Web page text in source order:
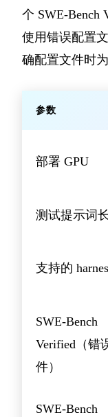
个 SWE-Bench
使用错误配置
确配置文件时为
参数
部署 GPU
测试提示词
支持的
SWE-Bench
Verified（错
件）
SWE-Bench